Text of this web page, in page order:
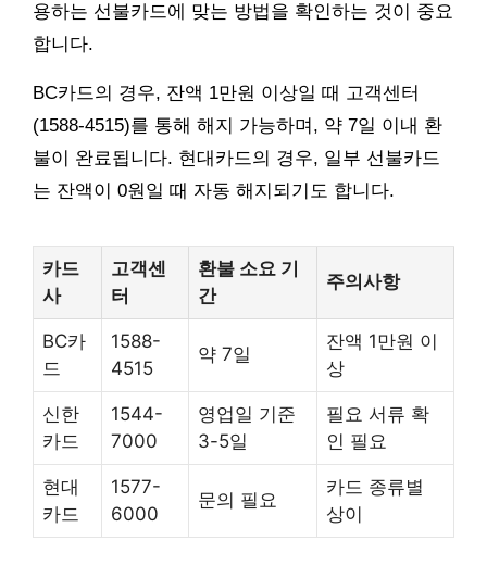
용하는 선불카드에 맞는 방법을 확인하는 것이 중요
합니다.
BC카드의 경우, 잔액 1만원 이상일 때 고객센터
(1588-4515)를 통해 해지 가능하며, 약 7일 이내 환
불이 완료됩니다. 현대카드의 경우, 일부 선불카드
는 잔액이 0원일 때 자동 해지되기도 합니다.
카드
사
고객센
터
환불 소요 기
간
주의사항
BC카
드
1588-
4515
약 7일
잔액 1만원 이
상
신한
카드
1544-
7000
영업일 기준
3-5일
필요 서류 확
인 필요
현대
카드
1577-
6000
문의 필요
카드 종류별
상이